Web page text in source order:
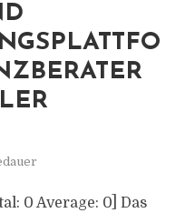
0 Average: 0] Das